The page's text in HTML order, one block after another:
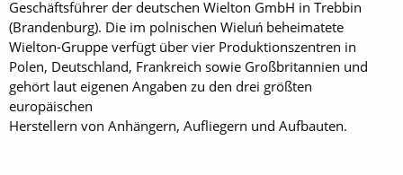
Geschäftsführer der deutschen Wielton GmbH in Trebbin
(Brandenburg). Die im polnischen Wieluń beheimatete
Wielton-Gruppe verfügt über vier Produktionszentren in
Polen, Deutschland, Frankreich sowie Großbritannien und
gehört laut eigenen Angaben zu den drei größten
europäischen
Herstellern von Anhängern, Aufliegern und Aufbauten.